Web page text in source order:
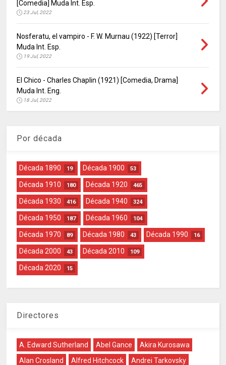
[Comedia] Muda Int. Esp.
23 Jul, 2022
Nosferatu, el vampiro - F. W. Murnau (1922) [Terror]
Muda Int. Esp.
19 Jul, 2022
El Chico - Charles Chaplin (1921) [Comedia, Drama]
Muda Int. Eng.
18 Jul, 2022
Por década
Década 1890 19 Década 1900 53
Década 1910 180 Década 1920 465
Década 1930 416 Década 1940 324
Década 1950 187 Década 1960 104
Década 1970 89 Década 1980 43 Década 1990 16
Década 2000 43 Década 2010 109
Década 2020 15
Directores
A. Edward Sutherland Abel Gance
Akira Kurosawa
Alan Crosland
Alfred Hitchcock
Andrei Tarkovsky